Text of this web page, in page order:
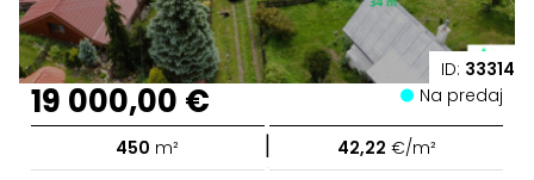
ID: 33314
19 000,00 € Na predaj
450 m² | 42,22 €/m²